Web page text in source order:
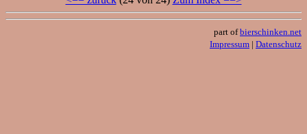
part ofbierschinken.net
Impressum | Datenschutz